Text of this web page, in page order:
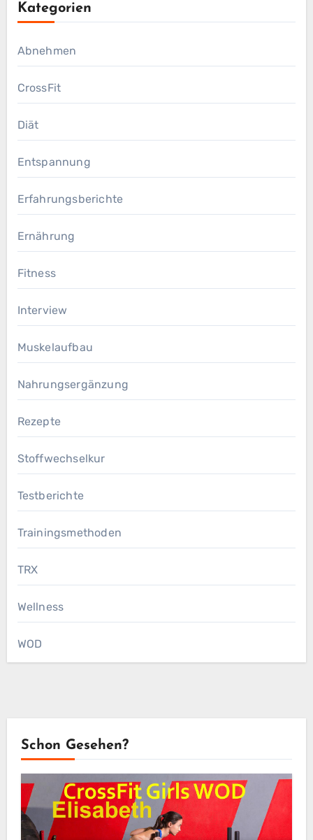
Kategorien
Abnehmen
CrossFit
Diät
Entspannung
Erfahrungsberichte
Ernährung
Fitness
Interview
Muskelaufbau
Nahrungsergänzung
Rezepte
Stoffwechselkur
Testberichte
Trainingsmethoden
TRX
Wellness
WOD
Schon Gesehen?